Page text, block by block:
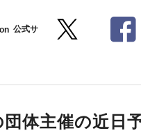
公式サ
団体主催の近日